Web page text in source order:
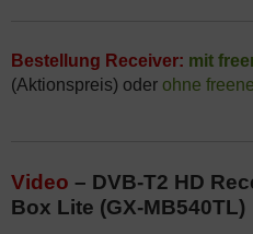
Bestellung Receiver: mit
(Aktionspreis) oder ohne
Video – DVB-T2 HD
Box Lite (GX-MB540TL)